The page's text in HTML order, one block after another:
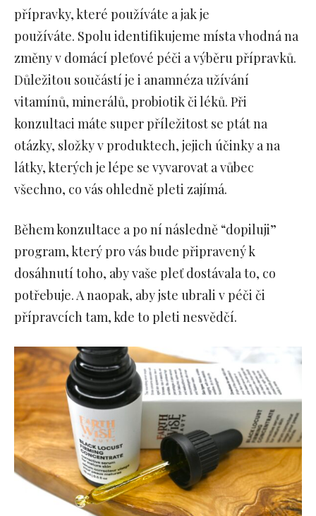
přípravky, které používáte a jak je
používáte. Spolu identifikujeme místa vhodná na
změny v domácí pleťové péči a výběru přípravků.
Důležitou součástí je i anamnéza užívání
vitamínů, minerálů, probiotik či léků. Při
konzultaci máte super příležitost se ptát na
otázky, složky v produktech, jejich účinky a na
látky, kterých je lépe se vyvarovat a vůbec
všechno, co vás ohledně pleti zajímá.
Během konzultace a po ní následně “dopiluji”
program, který pro vás bude připravený k
dosáhnutí toho, aby vaše pleť dostávala to, co
potřebuje. A naopak, aby jste ubrali v péči či
přípravcích tam, kde to pleti nesvědčí.